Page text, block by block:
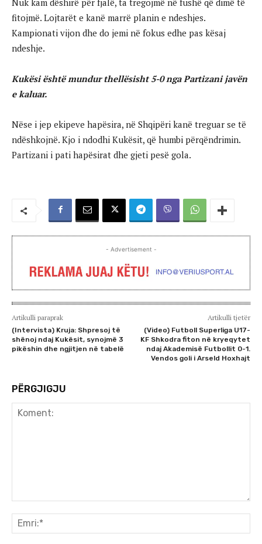
fitojmë. Lojtarët e kanë marrë planin e ndeshjes.
Kampionati vijon dhe do jemi në fokus edhe pas kësaj
ndeshje.
Kukësi është mundur thellësisht 5-0 nga Partizani javën
e kaluar.
Nëse i jep ekipeve hapësira, në Shqipëri kanë treguar se të
ndëshkojnë. Kjo i ndodhi Kukësit, që humbi përqëndrimin.
Partizani i pati hapësirat dhe gjeti pesë gola.
- Advertisement -
Artikulli paraprak
(Intervista) Kruja: Shpresoj të
shënoj ndaj Kukësit, synojmë 3
pikëshin dhe ngjitjen në tabelë
Artikulli tjetër
(Video) Futboll Superliga U17-
KF Shkodra fiton në kryeqytet
ndaj Akademisë Futbollit 0-1.
Vendos goli i Arseld Hoxhajt
PËRGJIGJU